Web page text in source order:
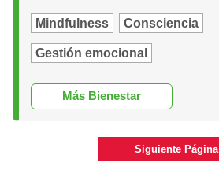
Mindfulness Consciencia
Gestión emocional
Más Bienestar
Siguiente Página